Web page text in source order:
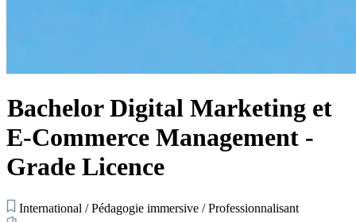
Bachelor Digital Marketing et
E-Commerce Management -
Grade Licence
International / Pédagogie immersive / Professionnalisant